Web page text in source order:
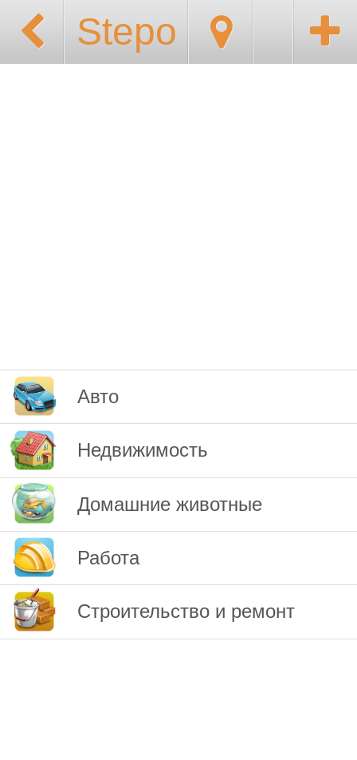
Stepo
Авто
Недвижимость
Домашние животные
Работа
Строительство и ремонт